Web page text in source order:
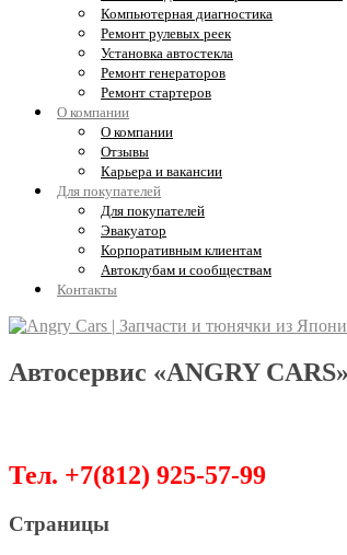
Компьютерная диагностика
Ремонт рулевых реек
Установка автостекла
Ремонт генераторов
Ремонт стартеров
О компании
О компании
Отзывы
Карьера и вакансии
Для покупателей
Для покупателей
Эвакуатор
Корпоративным клиентам
Автоклубам и сообществам
Контакты
Автосервис «ANGRY
Тел. +7(812) 925-57-99
Страницы